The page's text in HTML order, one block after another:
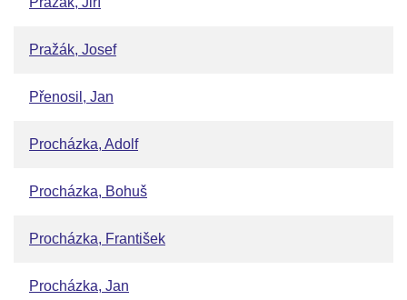
Pražák, Josef
Přenosil, Jan
Procházka, Adolf
Procházka, Bohuš
Procházka, František
Procházka, Jan